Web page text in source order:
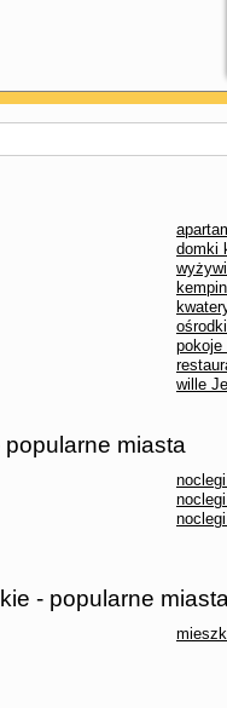
domki
pokoje
wille
miasta
- popularne